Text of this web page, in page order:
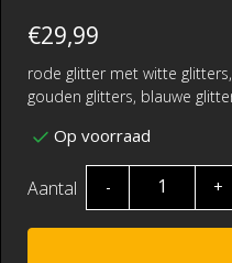
€29,99
rode glitter met witte
gouden glitters, blauwe
Op voorraad
Aantal - +